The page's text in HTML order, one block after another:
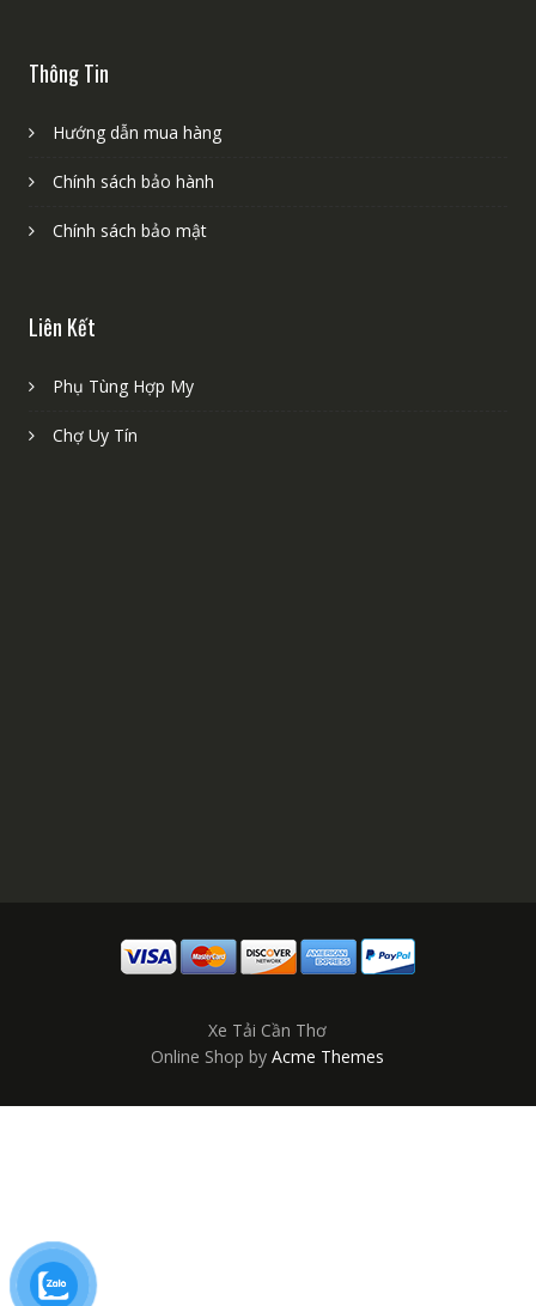
Thông Tin
Hướng dẫn mua hàng
Chính sách bảo hành
Chính sách bảo mật
Liên Kết
Phụ Tùng Hợp My
Chợ Uy Tín
Xe Tải Cần Thơ
Online Shop byAcme Themes